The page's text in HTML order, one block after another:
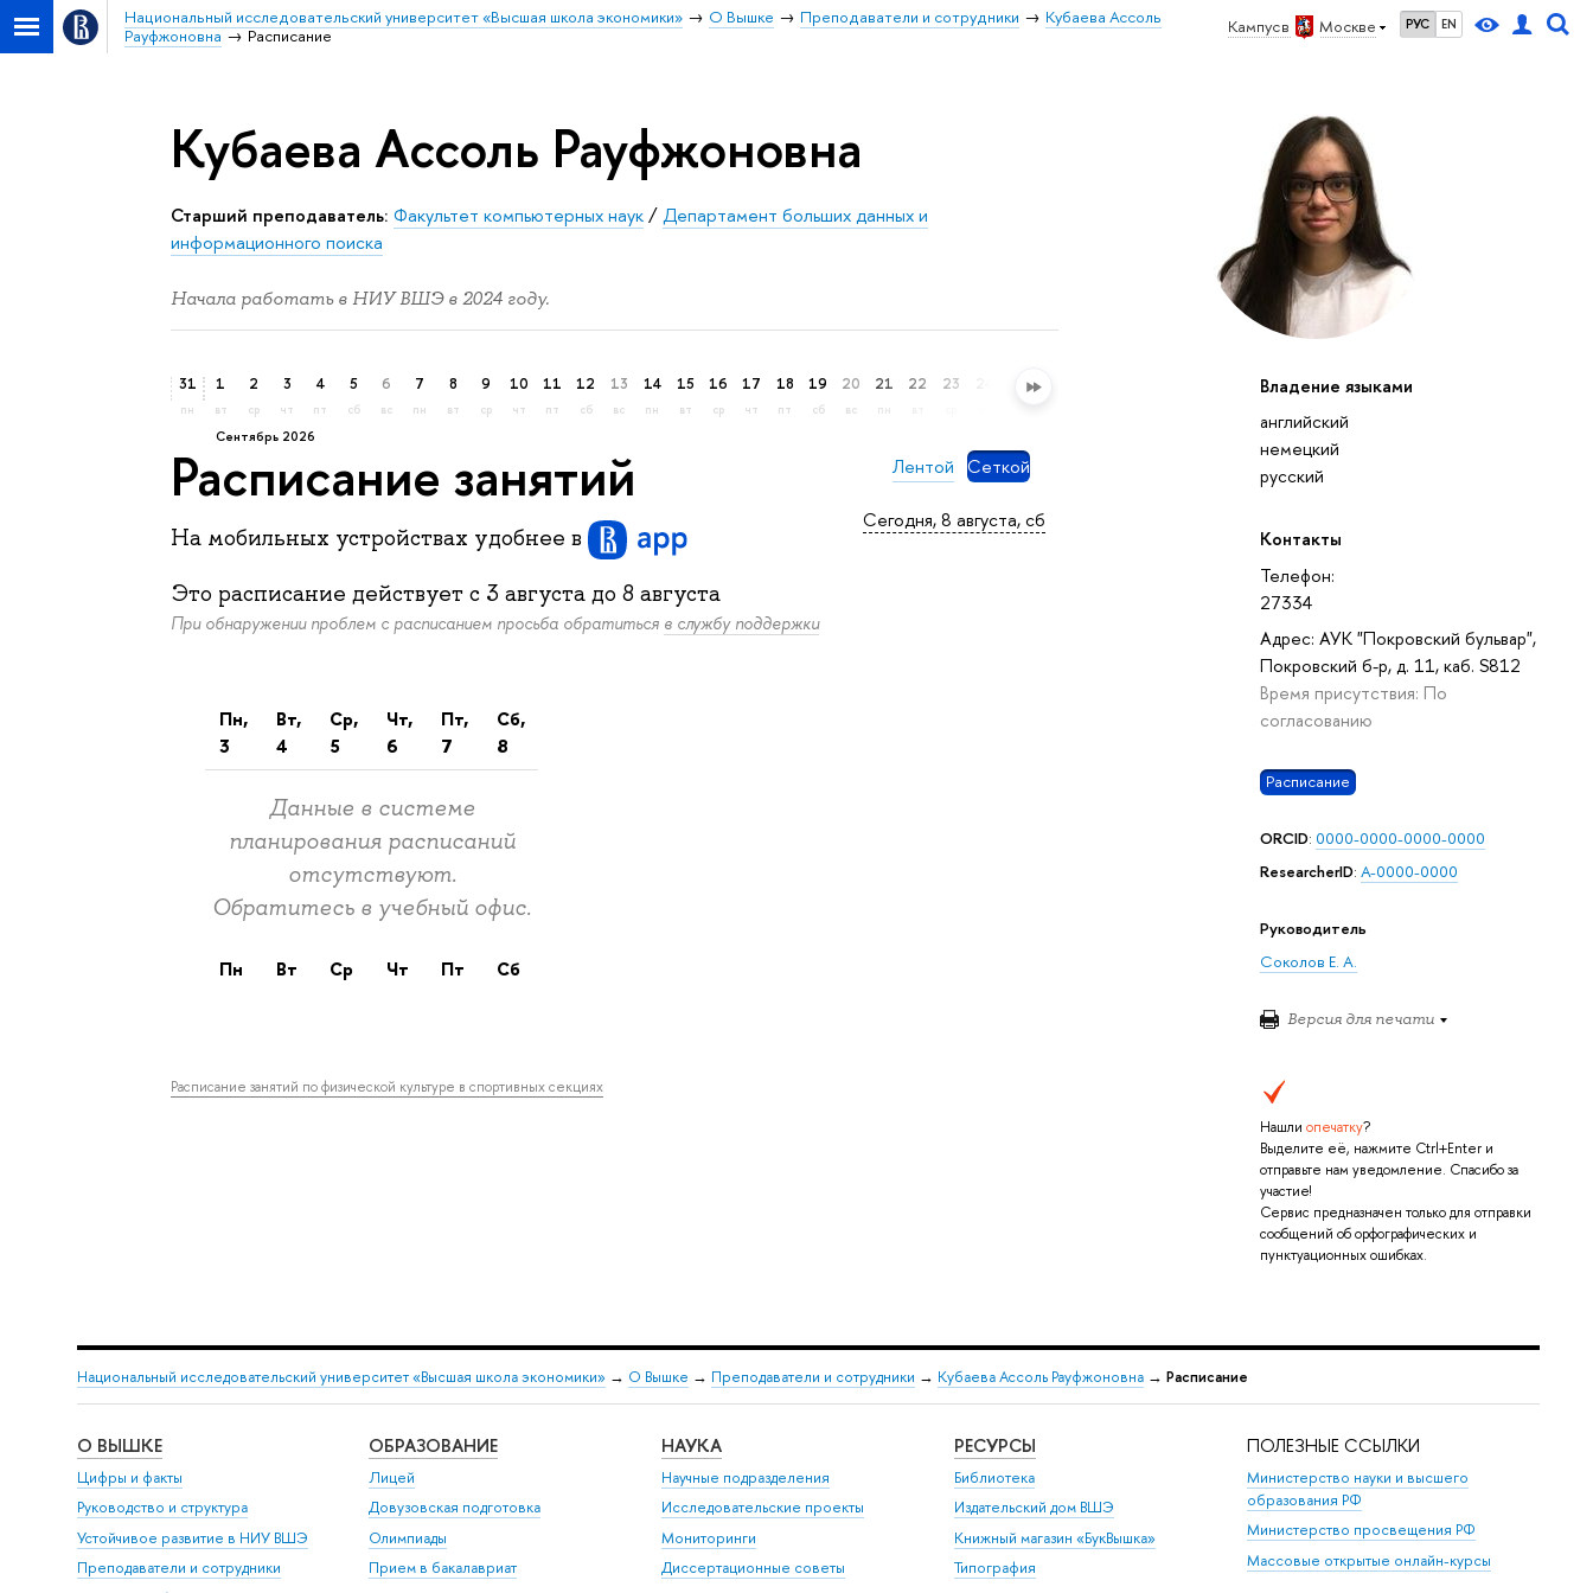
Кампус в Москве РУС EN
Национальный исследовательский университет «Высшая школа экономики» О Вышке Преподаватели и сотрудники
Кубаева Ассоль
Рауфжоновна
Расписание
Владение языками
английский
немецкий
русский
Контакты
Телефон:
27334
Адрес: АУК "Покровский бульвар",
Покровский б-р, д. 11, каб. S812
Время присутствия: По
согласованию
Расписание
ORCID: 0000-0000-0000-0000
ResearcherID: A-0000-0000
Руководитель
Соколов Е. А.
Версия для печати
Нашли опечатку?
Выделите её, нажмите Ctrl+Enter и
отправьте нам уведомление. Спасибо за
участие!
Сервис предназначен только для отправки
сообщений об орфографических и
пунктуационных ошибках.
Кубаева Ассоль Рауфжоновна
Старший преподаватель: Факультет компьютерных наук/Департамент больших данных и
информационного поиска
Начала работать в НИУ ВШЭ в 2024 году.
31
пн
сентябрь 2026
1
вт
2
ср
3
чт
4
пт
5
сб
6
вс
7
пн
8
вт
9
ср
10
чт
11
пт
12
сб
13
вс
14
пн
15
вт
16
ср
17
чт
18
пт
19
сб
20
вс
21
пн
22 23 26 3 4 5 6 7
Лентой Сеткой
Сегодня, 8 августа, сб
Расписание занятий
На мобильных устройствах удобнеев
Это расписание действует c 3 августа до8 августа
При обнаружении проблем с расписанием просьба обратиться в службу поддержки
пн,
3
вт,
4
ср,
5
чт,
6
пт,
7
сб,
8
Данные в системе
планирования расписаний
отсутствуют.
Обратитесь в учебный офис.
пн вт ср чт пт сб
Расписание занятий по физической культуре в спортивных секциях
Национальный исследовательский университет «Высшая школа экономики» → О Вышке → Преподаватели и сотрудники → Кубаева Ассоль Рауфжоновна→ Расписание
О ВЫШКЕ
Цифры и факты
Руководство и структура
Устойчивое развитие в НИУ ВШЭ
Преподаватели и сотрудники
ОБРАЗОВАНИЕ
Лицей
Довузовская подготовка
Олимпиады
Прием в бакалавриат
НАУКА
Научные подразделения
Исследовательские проекты
Мониторинги
Диссертационные советы
РЕСУРСЫ
Библиотека
Издательский дом ВШЭ
Книжный магазин «БукВышка»
Типография
ПОЛЕЗНЫЕ ССЫЛКИ
Министерство науки и высшего
образования РФ
Министерство просвещения РФ
Массовые открытые онлайн-курсы